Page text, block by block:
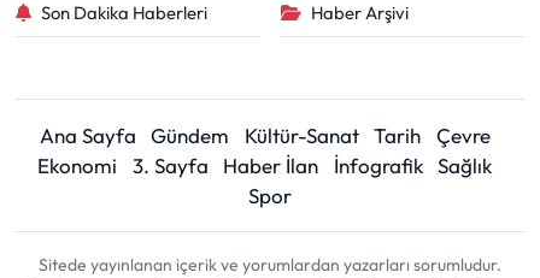
Son Dakika Haberleri Haber Arşivi
Ana Sayfa Gündem Kültür-Sanat Tarih
Çevre
Ekonomi
3. Sayfa Haber İlan İnfografik Sağlık
Spor
Sitede yayınlanan içerik ve yorumlardan yazarları sorumludur.